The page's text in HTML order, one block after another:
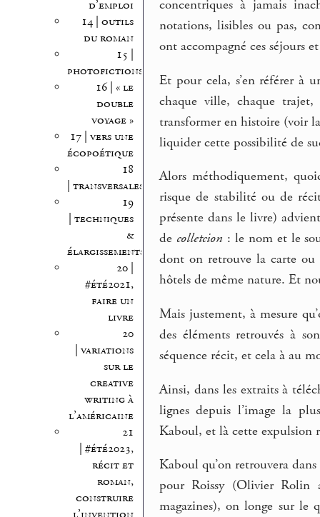
d’emploi
14 | outils
du roman
15 |
photofictions
16 | « le
double
voyage »
17 | vers une
écopoétique
18
| transversales
19
| techniques
&
élargissements
20 |
#été2021,
faire un
livre
20
| variations
sur le
creative
writing à
l’américaine
21
| #été2023,
récit et
roman,
construire
concentriques à jamais
notations, lisibles ou pas,
ont accompagné ces séjours
Et pour cela, s’en référer à
chaque ville, chaque
transformer en histoire (voir
liquider cette possibilité de
Alors méthodiquement,
risque de stabilité ou de
présente dans le livre)
de colletcion : le nom et le
dont on retrouve la carte
hôtels de même nature. Et
Mais justement, à mesure
des éléments retrouvés à
séquence récit, et cela à au
Ainsi, dans les extraits à
lignes depuis l’image la
Kaboul, et là cette expulsion
Kaboul qu’on retrouvera
pour Roissy (Olivier Rolin
magazines), on longe sur